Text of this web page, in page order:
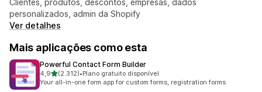
Clientes, produtos, descontos, empresas, dados
personalizados, admin da Shopify
Ver detalhes
Mais aplicações como esta
Powerful Contact Form Builder
4,9de 5 estrelas
(2.312)
2312 total de avaliações
•Plano gratuito disponível
Your all-in-one form app for custom forms, registration forms